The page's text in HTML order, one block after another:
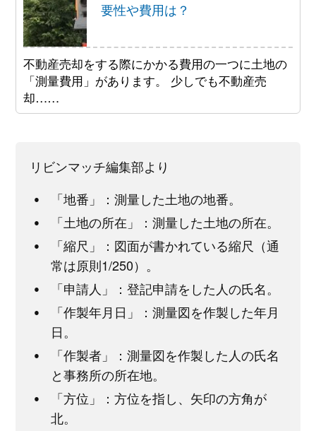
要性や費用は？
不動産売却をする際にかかる費用の一つに土地の
「測量費用」があります。 少しでも不動産売
却……
リビンマッチ編集部より
「地番」：測量した土地の地番。
「土地の所在」：測量した土地の所在。
「縮尺」：図面が書かれている縮尺（通
常は原則1/250）。
「申請人」：登記申請をした人の氏名。
「作製年月日」：測量図を作製した年月
日。
「作製者」：測量図を作製した人の氏名
と事務所の所在地。
「方位」：方位を指し、矢印の方角が
北。